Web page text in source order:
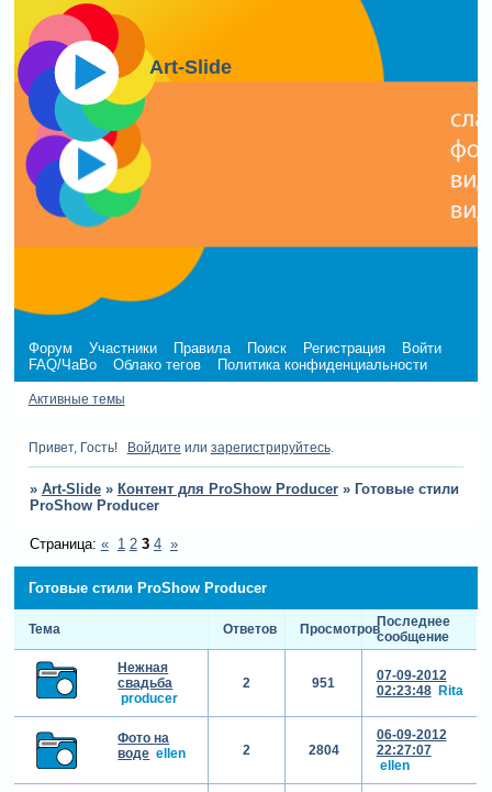
Art-Slide
Форум Участники Правила Поиск Регистрация
Войти
FAQ/ЧаВо
Облако тегов Политика конфиденциальности
Активные темы
Привет, Гость! Войдите или зарегистрируйтесь.
» Art-Slide » Контент для ProShow Producer » Готовые стили
ProShow Producer
Готовые стили ProShow Producer
Страница: « 1 2 3 4 »
Тема Ответов ПросмотровПоследнее
сообщение
Нежная
свадьба
producer
2 951
07-09-2012
02:23:48 Rita
Фото на
воде ellen 2 2804
06-09-2012
22:27:07
ellen